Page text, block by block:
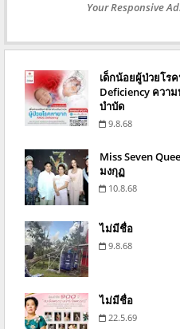
Your Responsive
เด็กน้อยผู้ป่วยโร
Deficiency ควา
บำบัด
9.8.68
Miss Seven
มงกุฏ
10.8.68
ไม่มีชื่อ
9.8.68
ไม่มีชื่อ
22.5.69